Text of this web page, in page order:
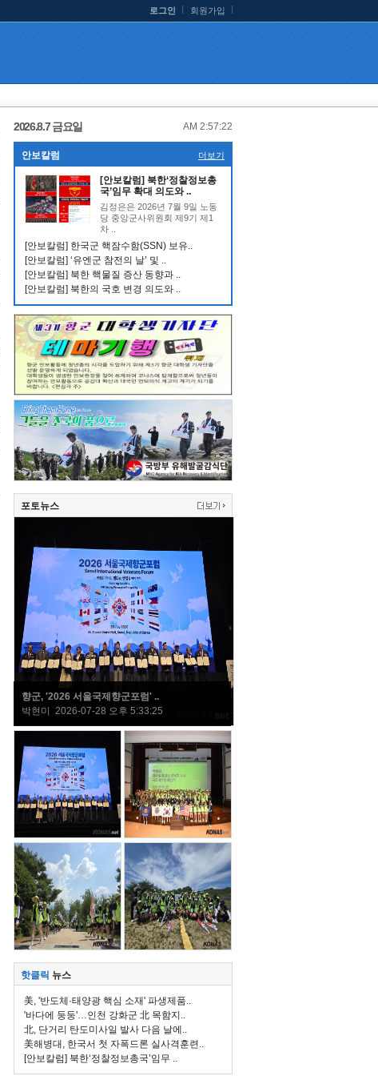
로그인 회원가입
2026.8.7 금요일 AM 2:57:23
안보칼럼 더보기
[안보칼럼] 북한‘정찰정보총
국’임무 확대 의도와 ..
김정은은 2026년 7월 9일 노동
당 중앙군사위원회 제9기 제1
차 ..
[안보칼럼] 한국군 핵잠수함(SSN) 보유..
[안보칼럼] ‘유엔군 참전의 날’ 및 ..
[안보칼럼] 북한 핵물질 증산 동향과 ..
[안보칼럼] 북한의 국호 변경 의도와 ..
포토뉴스
향군, '2026 서울국제향군포럼' ..
박현미 2026-07-28 오후 5:33:25
핫클릭 뉴스
美, '반도체·태양광 핵심 소재' 파생제품..
'바다에 둥둥'…인천 강화군 北 목함지..
北, 단거리 탄도미사일 발사 다음 날에..
美해병대, 한국서 첫 자폭드론 실사격훈련..
[안보칼럼] 북한‘정찰정보총국’임무 ..